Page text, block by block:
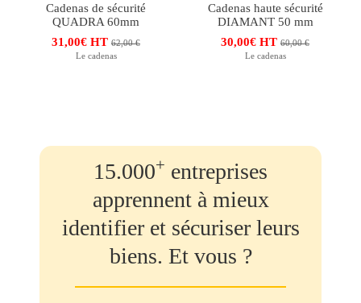
Cadenas de sécurité
QUADRA 60mm
31,00€ HT 62,00 €
Le cadenas
Cadenas haute sécurité
DIAMANT 50 mm
30,00€ HT 60,00 €
Le cadenas
15.000+ entreprises
apprennent à mieux
identifier et sécuriser leurs
biens. Et vous ?